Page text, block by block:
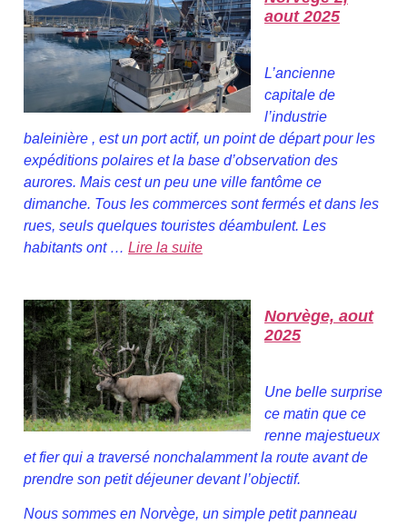
aout 2025
L’ancienne
capitale de
l’industrie
baleinière , est un port actif, un point de départ pour les
expéditions polaires et la base d’observation des
aurores. Mais cest un peu une ville fantôme ce
dimanche. Tous les commerces sont fermés et dans les
rues, seuls quelques touristes déambulent. Les
habitants ont … Lire la suite
Norvège, aout
2025
Une belle surprise
ce matin que ce
renne majestueux
et fier qui a traversé nonchalamment la route avant de
prendre son petit déjeuner devant l’objectif.
Nous sommes en Norvège, un simple petit panneau